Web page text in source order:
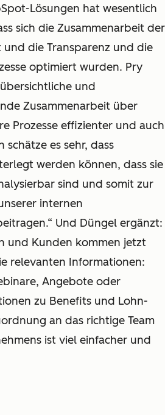
Lösungen hat wesentlich
sich die Zusammenarbeit der
und die Transparenz und die
optimiert wurden. Pry
und
Zusammenarbeit über
Prozesse effizienter und auch
schätze es sehr, dass
werden können, dass sie
sind und somit zur
internen
Und Düngel ergänzt:
und Kunden kommen jetzt
relevanten Informationen:
Angebote oder
zu Benefits und Lohn-
an das richtige Team
ist viel einfacher und